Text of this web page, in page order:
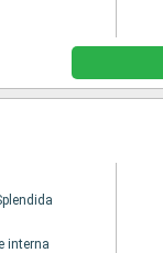
interna